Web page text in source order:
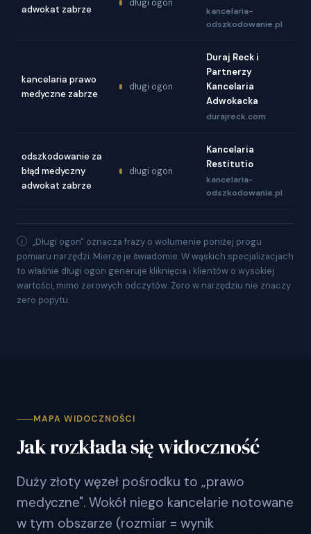
adwokat zabrze
długi ogon
kancelaria-
odszkodowanie.pl
kancelaria prawo
medyczne zabrze
długi ogon
Duraj Reck i
Partnerzy
Kancelaria
Adwokacka
durajreck.com
odszkodowanie za
błąd medyczny
adwokat zabrze
długi ogon
Kancelaria
Restitutio
kancelaria-
odszkodowanie.pl
„Długi ogon" oznacza frazy o wolumenie poniżej progu
pomiaru narzędzi. Mierzę je świadomie. W wąskich specjalizacjach
to właśnie długi ogon generuje kliknięcia i klientów o wysokiej
wartości, mimo zerowych odczytów. Zero w narzędziu nie znaczy
zero popytu.
MAPA WIDOCZNOŚCI
Jak rozkłada się widoczność
Duży złoty węzeł pośrodku to „prawo
medyczne". Wokół niego kancelarie notowane
w tym obszarze (rozmiar = wynik